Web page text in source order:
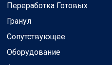
Переработка Готовых
Гранул
Сопутствующее
Оборудование